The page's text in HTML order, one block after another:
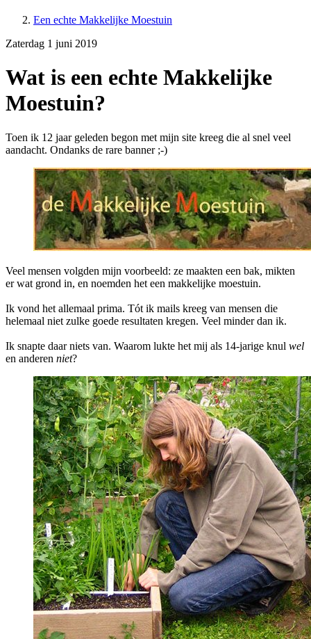
Een echte Makkelijke Moestuin
Zaterdag 1 juni 2019
Wat is een echte Makkelijke
Moestuin?
Toen ik 12 jaar geleden begon met mijn site kreeg die al snel veel
aandacht. Ondanks de rare banner ;-)
Veel mensen volgden mijn voorbeeld: ze maakten een bak, mikten
er wat grond in, en noemden het een makkelijke moestuin.
Ik vond het allemaal prima. Tót ik mails kreeg van mensen die
helemaal niet zulke goede resultaten kregen. Veel minder dan ik.
Ik snapte daar niets van. Waarom lukte het mij als 14-jarige knul wel
en anderen niet?